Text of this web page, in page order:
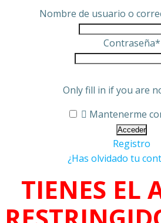
Nombre de usuario o
Contraseña*
Only fill in if you are
Mantenerme
Registro
¿Has olvidado tu
TIENES EL